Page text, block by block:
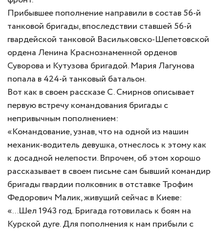
Прибывшее пополнение направили в состав 56-й
танковой бригады, впоследствии ставшей 56-й
гвардейской танковой Васильковско-Шепетовской
ордена Ленина Краснознаменной орденов
Суворова и Кутузова бригадой. Мария Лагунова
попала в 424-й танковый батальон.
Вот как в своем рассказе С. Смирнов описывает
первую встречу командования бригады с
непривычным пополнением:
«Командование, узнав, что на одной из машин
механик-водитель девушка, отнеслось к этому как
к досадной нелепости. Впрочем, об этом хорошо
рассказывает в своем письме сам бывший командир
бригады гвардии полковник в отставке Трофим
Федорович Малик, живущий сейчас в Киеве:
«...Шел 1943 год. Бригада готовилась к боям на
Курской дуге. Для пополнения к нам прибыли с